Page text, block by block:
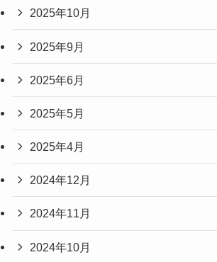
2025年10月
2025年9月
2025年6月
2025年5月
2025年4月
2024年12月
2024年11月
2024年10月